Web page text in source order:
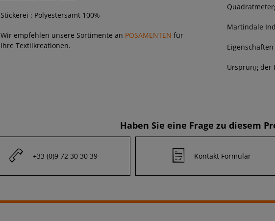
Stickerei : Polyestersamt 100%
Wir empfehlen unsere Sortimente an POSAMENTEN für
Ihre Textilkreationen.
Martindale
Eigenschaften
Ursprung der
Haben Sie eine Frage zu diesem
+33 (0)9 72 30 30 39 Kontakt Formular